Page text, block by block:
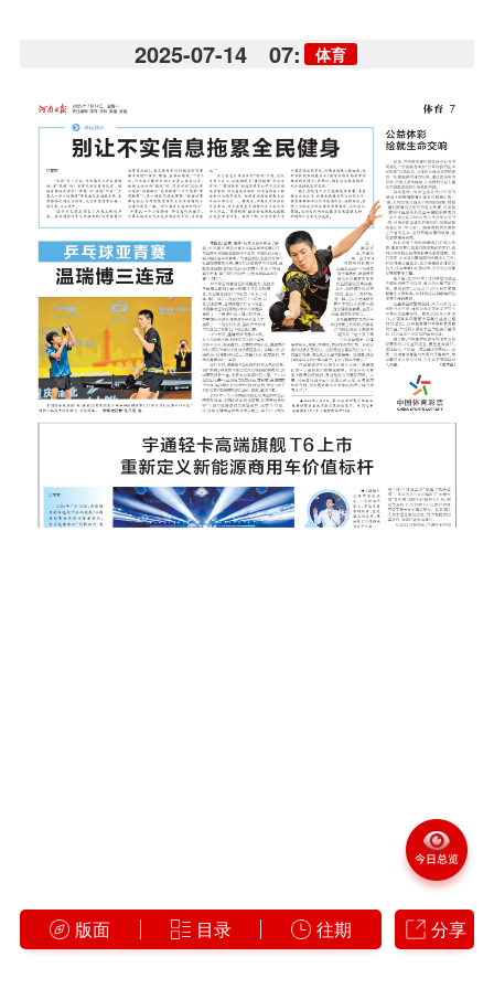
2025-07-14 07: 体育
版面 目录 往期 分享